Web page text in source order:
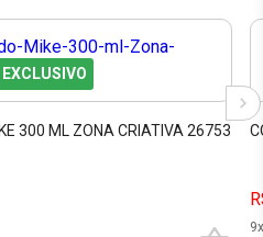
EXCLUSIVO
300 ML ZONA CRIATIVA 26753
9